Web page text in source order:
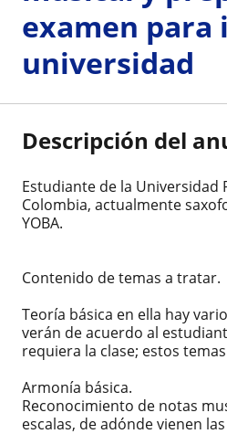
examen para
universidad
Descripción del
Estudiante de la Universidad
Colombia, actualmente
YOBA.
Contenido de temas a tratar.
Teoría básica en ella hay
verán de acuerdo al
requiera la clase; estos
Armonía básica.
Reconocimiento de notas
escalas, de adónde vienen